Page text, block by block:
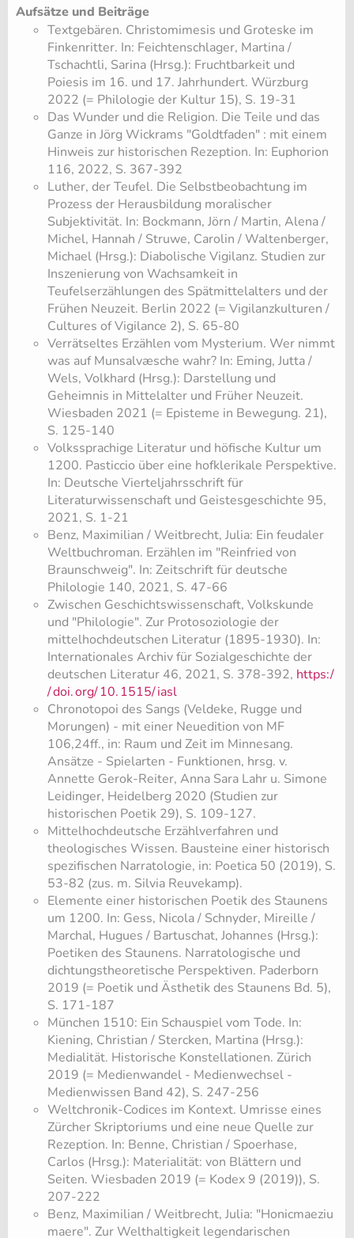
Aufsätze und Beiträge
​Textgebären. Christomimesis und Groteske im
Finkenritter. In: Feichtenschlager, Martina /
Tschachtli, Sarina (Hrsg.): Fruchtbarkeit und
Poiesis im 16. und 17. Jahrhundert. Würzburg
2022 (= Philologie der Kultur 15), S. 19-31
​Das Wunder und die Religion. Die Teile und das
Ganze in Jörg Wickrams "Goldtfaden" : mit einem
Hinweis zur historischen Rezeption. In: Euphorion
116, 2022, S. 367-392
​Luther, der Teufel. Die Selbstbeobachtung im
Prozess der Herausbildung moralischer
Subjektivität. In: Bockmann, Jörn / Martin, Alena /
Michel, Hannah / Struwe, Carolin / Waltenberger,
Michael (Hrsg.): Diabolische Vigilanz. Studien zur
Inszenierung von Wachsamkeit in
Teufelserzählungen des Spätmittelalters und der
Frühen Neuzeit. Berlin 2022 (= Vigilanzkulturen /
Cultures of Vigilance 2), S. 65-80
​Verrätseltes Erzählen vom Mysterium. Wer nimmt
was auf Munsalvæsche wahr? In: Eming, Jutta /
Wels, Volkhard (Hrsg.): Darstellung und
Geheimnis in Mittelalter und Früher Neuzeit.
Wiesbaden 2021 (= Episteme in Bewegung. 21),
S. 125-140
​Volkssprachige Literatur und höfische Kultur um
1200. Pasticcio über eine hofklerikale Perspektive.
In: Deutsche Vierteljahrsschrift für
Literaturwissenschaft und Geistesgeschichte 95,
2021, S. 1-21
​Benz, Maximilian / Weitbrecht, Julia: Ein feudaler
Weltbuchroman. Erzählen im "Reinfried von
Braunschweig". In: Zeitschrift für deutsche
Philologie 140, 2021, S. 47-66
​Zwischen Geschichtswissenschaft, Volkskunde
und "Philologie". Zur Protosoziologie der
mittelhochdeutschen Literatur (1895-1930). In:
Internationales Archiv für Sozialgeschichte der
deutschen Literatur 46, 2021, S. 378-392, https:/
/doi.org/10. 1515/iasl
Chronotopoi des Sangs (Veldeke, Rugge und
Morungen) - mit einer Neuedition von MF
106,24ff., in: Raum und Zeit im Minnesang.
Ansätze - Spielarten - Funktionen, hrsg. v.
Annette Gerok-Reiter, Anna Sara Lahr u. Simone
Leidinger, Heidelberg 2020 (Studien zur
historischen Poetik 29), S. 109-127.
Mittelhochdeutsche Erzählverfahren und
theologisches Wissen. Bausteine einer historisch
spezifischen Narratologie, in: Poetica 50 (2019), S.
53-82 (zus. m. Silvia Reuvekamp).
​Elemente einer historischen Poetik des Staunens
um 1200. In: Gess, Nicola / Schnyder, Mireille /
Marchal, Hugues / Bartuschat, Johannes (Hrsg.):
Poetiken des Staunens. Narratologische und
dichtungstheoretische Perspektiven. Paderborn
2019 (= Poetik und Ästhetik des Staunens Bd. 5),
S. 171-187
​München 1510: Ein Schauspiel vom Tode. In:
Kiening, Christian / Stercken, Martina (Hrsg.):
Medialität. Historische Konstellationen. Zürich
2019 (= Medienwandel - Medienwechsel -
Medienwissen Band 42), S. 247-256
​Weltchronik-Codices im Kontext. Umrisse eines
Zürcher Skriptoriums und eine neue Quelle zur
Rezeption. In: Benne, Christian / Spoerhase,
Carlos (Hrsg.): Materialität: von Blättern und
Seiten. Wiesbaden 2019 (= Kodex 9 (2019)), S.
207-222
​Benz, Maximilian / Weitbrecht, Julia: "Honicmaeziu
maere". Zur Welthaltigkeit legendarischen